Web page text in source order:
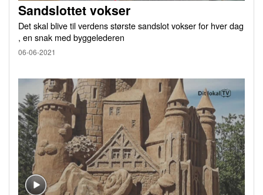
Sandslottet vokser
Det skal blive til verdens største sandslot vokser for hver dag
, en snak med byggelederen
06-06-2021